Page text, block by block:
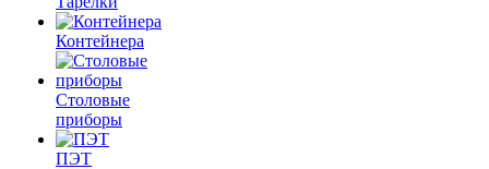
Контейнера
Столовые
приборы
ПЭТ